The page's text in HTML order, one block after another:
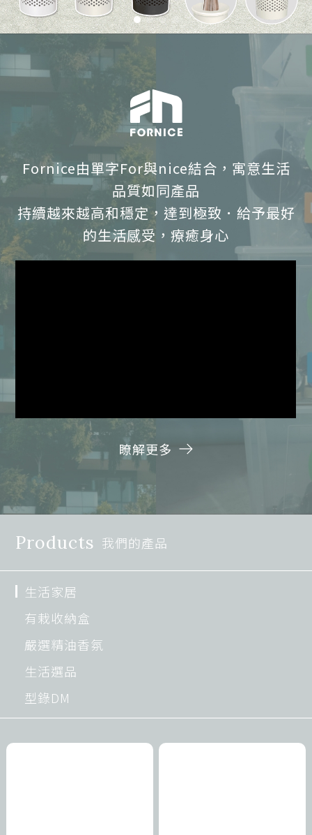
Fornice由單字For與nice結合，寓意生活
品質如同產品
持續越來越高和穩定，達到極致．給予最好
的生活感受，療癒身心
瞭解更多
Products 我們的產品
生活家居
有栽收納盒
嚴選精油香氛
生活選品
型錄DM